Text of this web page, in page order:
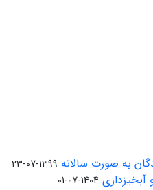
به صورت سالانه 1399-07-23
1404-07-01